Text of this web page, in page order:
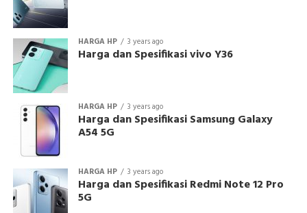
HARGA HP 3 years ago
Harga dan Spesifikasi vivo Y36
HARGA HP 3 years ago
Harga dan Spesifikasi Samsung Galaxy
A54 5G
HARGA HP 3 years ago
Harga dan Spesifikasi Redmi Note 12 Pro
5G